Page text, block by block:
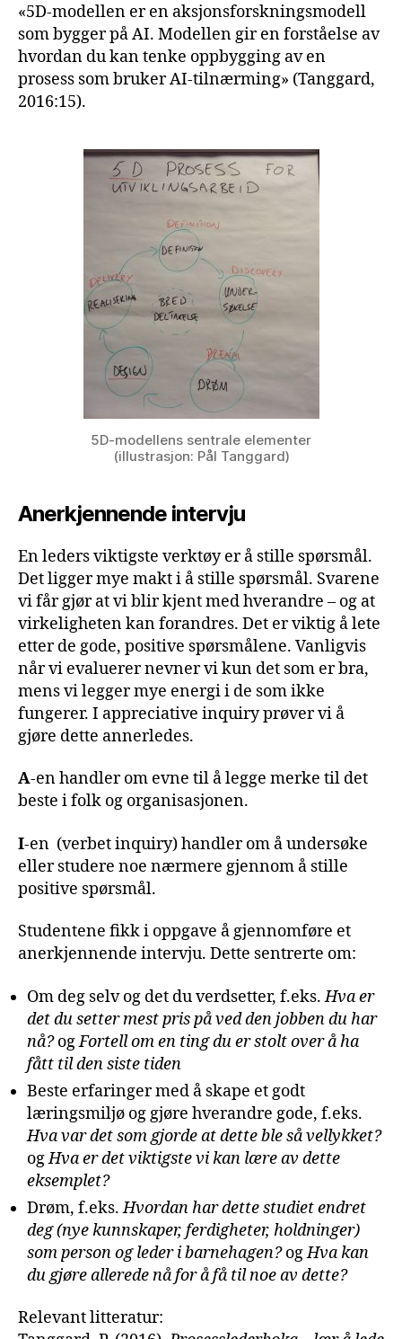
«5D-modellen er en aksjonsforskningsmodell
som bygger på AI. Modellen gir en forståelse av
hvordan du kan tenke oppbygging av en
prosess som bruker AI-tilnærming» (Tanggard,
2016:15).
5D-modellens sentrale elementer
(illustrasjon: Pål Tanggard)
Anerkjennende intervju
En leders viktigste verktøy er å stille spørsmål.
Det ligger mye makt i å stille spørsmål. Svarene
vi får gjør at vi blir kjent med hverandre – og at
virkeligheten kan forandres. Det er viktig å lete
etter de gode, positive spørsmålene. Vanligvis
når vi evaluerer nevner vi kun det som er bra,
mens vi legger mye energi i de som ikke
fungerer. I appreciative inquiry prøver vi å
gjøre dette annerledes.
A-en handler om evne til å legge merke til det
beste i folk og organisasjonen.
I-en (verbet inquiry) handler om å undersøke
eller studere noe nærmere gjennom å stille
positive spørsmål.
Studentene fikk i oppgave å gjennomføre et
anerkjennende intervju. Dette sentrerte om:
Om deg selv og det du verdsetter, f.eks.Hva er
det du setter mest pris på ved den jobben du har
nå?ogFortell om en ting du er stolt over å ha
fått til den siste tiden
Beste erfaringer med å skape et godt
læringsmiljø og gjøre hverandre gode, f.eks.
Hva var det som gjorde at dette ble så vellykket?
ogHva er det viktigste vi kan lære av dette
eksemplet?
Drøm, f.eks.Hvordan har dette studiet endret
deg (nye kunnskaper, ferdigheter, holdninger)
som person og leder i barnehagen?ogHva kan
du gjøre allerede nå for å få til noe av dette?
Relevant litteratur: